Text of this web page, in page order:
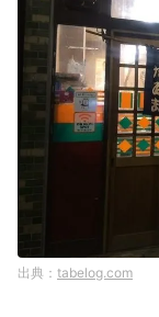
tabelog.com